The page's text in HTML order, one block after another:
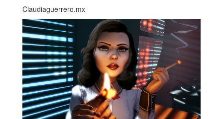
Claudiaguerrero.mx